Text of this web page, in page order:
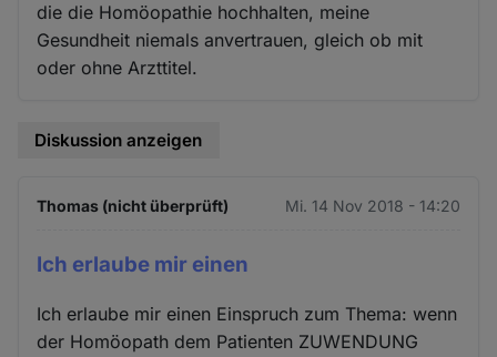
die die Homöopathie hochhalten, meine
Gesundheit niemals anvertrauen, gleich ob mit
oder ohne Arzttitel.
Diskussion anzeigen
Thomas (nicht überprüft) Mi. 14 Nov 2018 - 14:20
Ich erlaube mir einen
Ich erlaube mir einen Einspruch zum Thema: wenn
der Homöopath dem Patienten ZUWENDUNG